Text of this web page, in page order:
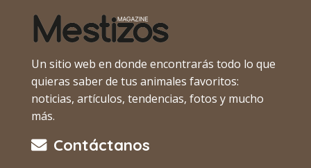
Un sitio web en donde encontrarás todo lo que
quieras saber de tus animales favoritos:
noticias, artículos, tendencias, fotos y mucho
más.
Contáctanos